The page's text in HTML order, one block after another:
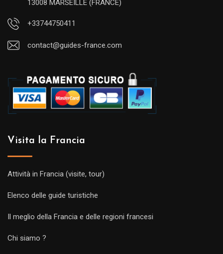
13008 MARSEILLE (FRANCE)
+33744750411
contact@guides-france.com
Visita la Francia
Attività in Francia (visite, tour)
Elenco delle guide turistiche
Il meglio della Francia e delle regioni francesi
Chi siamo ?